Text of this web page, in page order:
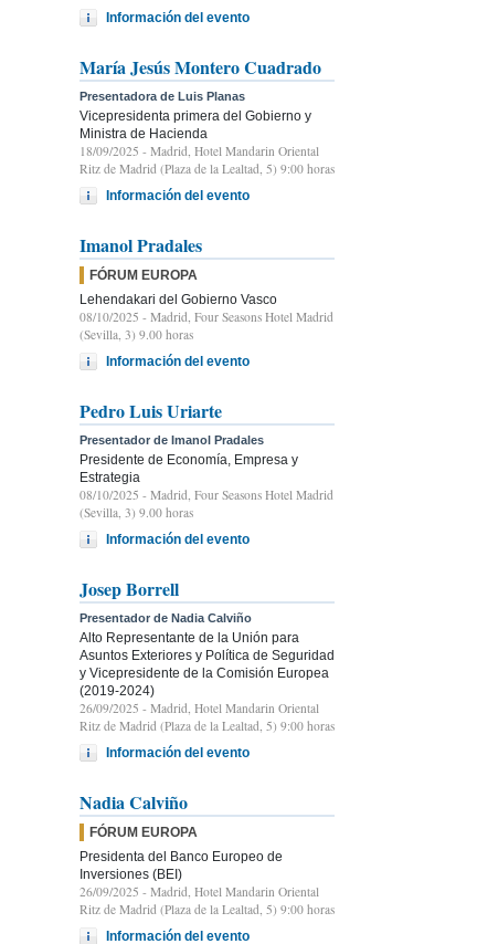
Información del evento
María Jesús Montero Cuadrado
Presentadora de Luis Planas
Vicepresidenta primera del Gobierno y
Ministra de Hacienda
18/09/2025 - Madrid, Hotel Mandarin Oriental
Ritz de Madrid (Plaza de la Lealtad, 5) 9:00 horas
Información del evento
Imanol Pradales
FÓRUM EUROPA
Lehendakari del Gobierno Vasco
08/10/2025 - Madrid, Four Seasons Hotel Madrid
(Sevilla, 3) 9.00 horas
Información del evento
Pedro Luis Uriarte
Presentador de Imanol Pradales
Presidente de Economía, Empresa y
Estrategia
08/10/2025 - Madrid, Four Seasons Hotel Madrid
(Sevilla, 3) 9.00 horas
Información del evento
Josep Borrell
Presentador de Nadia Calviño
Alto Representante de la Unión para
Asuntos Exteriores y Política de Seguridad
y Vicepresidente de la Comisión Europea
(2019-2024)
26/09/2025 - Madrid, Hotel Mandarin Oriental
Ritz de Madrid (Plaza de la Lealtad, 5) 9:00 horas
Información del evento
Nadia Calviño
FÓRUM EUROPA
Presidenta del Banco Europeo de
Inversiones (BEI)
26/09/2025 - Madrid, Hotel Mandarin Oriental
Ritz de Madrid (Plaza de la Lealtad, 5) 9:00 horas
Información del evento